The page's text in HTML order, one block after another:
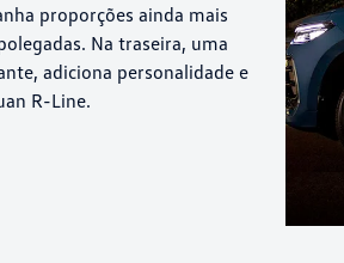
proporções ainda mais
Na traseira, uma
adiciona personalidade e
R-Line.